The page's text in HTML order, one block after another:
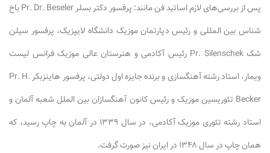
پس از بررسی‌های لازم اساتید فن مانند: پرفسور دکتر بسلر Pr. Dr. Beseler باخ
شناس بین المللی و رئیس دپارتمان موزیک دانشگاه لایپزیک، پرفسور سیلن
شک Pr. Silenschek رئیس آکادمی و هنرستان عالی موزیک فرانس لیست
ویمار، استاد رشته آهنگسازی و برنده جایزه اول دولتی، پرفسور هاینزبکر Pr. H.
Becker تئوریسین موزیک و رئیس کانون آهنگسازان بین الملل شعبه آلمان و
استاد رشته تئوری موزیک آکادمی، در سال ۱۳۳۹ در آلمان به چاپ رسید، که
همان چاپ در سال ۱۳۴۸ در ایران نیز صورت گرفت.